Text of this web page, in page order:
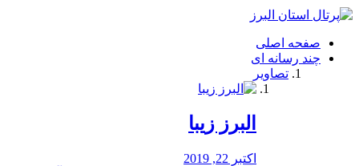
فصد
شرق
تهران
خشکشویی
صفحه اصلی
چند رسانه ای
تصاویر
البرز زیبا
اکتبر 22, 2019